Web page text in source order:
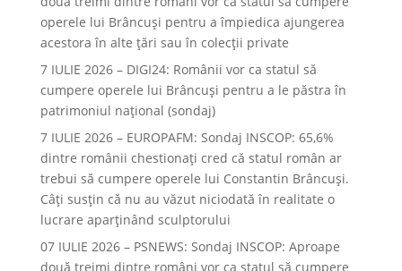
operele lui Brâncuşi pentru a împiedica ajungerea
acestora în alte ţări sau în colecţii private
7 IULIE 2026 – DIGI24: Românii vor ca statul să
cumpere operele lui Brâncuși pentru a le păstra în
patrimoniul național (sondaj)
7 IULIE 2026 – EUROPAFM: Sondaj INSCOP: 65,6%
dintre românii chestionați cred că statul român ar
trebui să cumpere operele lui Constantin Brâncuși.
Câți susțin că nu au văzut niciodată în realitate o
lucrare aparținând sculptorului
07 IULIE 2026 – PSNEWS: Sondaj INSCOP: Aproape
două treimi dintre români vor ca statul să cumpere